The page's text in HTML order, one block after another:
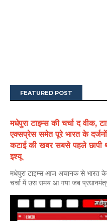
FEATURED POST
मधेपुरा टाइम्स की चर्चा द वीक,
एक्सप्रेस समेत पूरे भारत के
कटाई की खबर सबसे पहले
इश्यू
मधेपुरा टाइम्स आज अचानक से भारत
चर्चा में उस समय आ गया जब